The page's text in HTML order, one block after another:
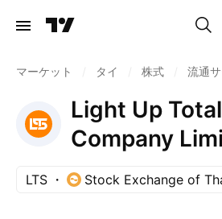
マーケット タイ 株式 流通
Light Up
Company
LTS Stock Exchange of